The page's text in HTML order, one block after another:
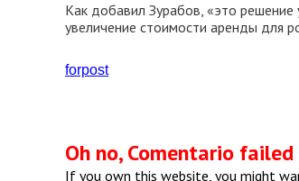
Как добавил Зурабов, «это решение
увеличение стоимости аренды для
forpost
Oh no, Comentario
If you own this website, you might